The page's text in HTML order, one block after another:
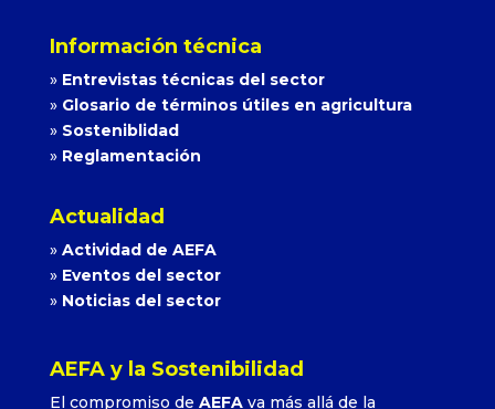
Información técnica
» Entrevistas técnicas del sector
» Glosario de términos útiles en agricultura
» Sosteniblidad
» Reglamentación
Actualidad
» Actividad de AEFA
» Eventos del sector
» Noticias del sector
AEFA y la Sostenibilidad
El compromiso de AEFAva más allá de la